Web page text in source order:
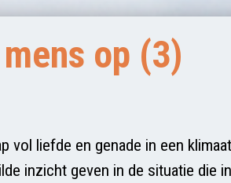
op (3)
vol liefde en genade in een
inzicht geven in de situatie die